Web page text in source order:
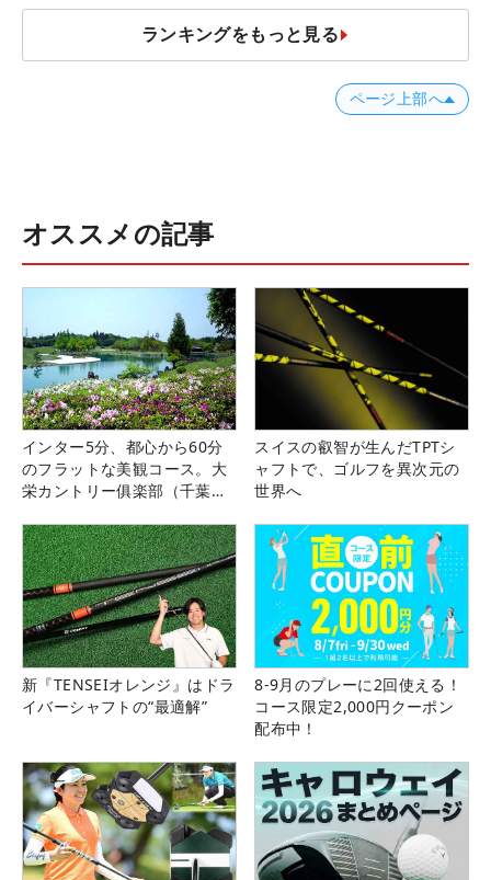
ランキングをもっと見る
ページ上部へ
オススメの記事
インター5分、都心から60分
のフラットな美観コース。大
栄カントリー俱楽部（千葉
スイスの叡智が生んだTPTシ
ャフトで、ゴルフを異次元の
世界へ
新『TENSEIオレンジ』はドラ
イバーシャフトの“最適解”
8-9月のプレーに2回使える！
コース限定2,000円クーポン
配布中！